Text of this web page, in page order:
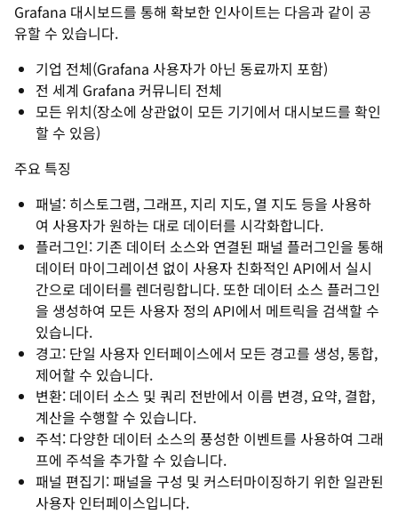
Grafana 대시보드를 통해 확보한 인사이트는 다음과 같이 공
유할 수 있습니다.
기업 전체(Grafana 사용자가 아닌 동료까지 포함)
전 세계 Grafana 커뮤니티 전체
모든 위치(장소에 상관없이 모든 기기에서 대시보드를 확인
할 수 있음)
주요 특징
패널: 히스토그램, 그래프, 지리 지도, 열 지도 등을 사용하
여 사용자가 원하는 대로 데이터를 시각화합니다.
플러그인: 기존 데이터 소스와 연결된 패널 플러그인을 통해
데이터 마이그레이션 없이 사용자 친화적인 API에서 실시
간으로 데이터를 렌더링합니다. 또한 데이터 소스 플러그인
을 생성하여 모든 사용자 정의 API에서 메트릭을 검색할 수
있습니다.
경고: 단일 사용자 인터페이스에서 모든 경고를 생성, 통합,
제어할 수 있습니다.
변환: 데이터 소스 및 쿼리 전반에서 이름 변경, 요약, 결합,
계산을 수행할 수 있습니다.
주석: 다양한 데이터 소스의 풍성한 이벤트를 사용하여 그래
프에 주석을 추가할 수 있습니다.
패널 편집기: 패널을 구성 및 커스터마이징하기 위한 일관된
사용자 인터페이스입니다.